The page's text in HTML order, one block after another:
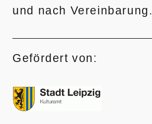
und nach Vereinbarung.
Gefördert von: